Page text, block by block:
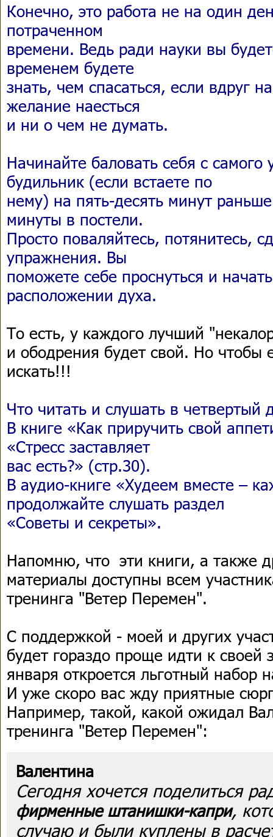
Конечно, это работа не на один
потраченном
времени. Ведь ради науки вы
временем будете
знать, чем спасаться, если вдруг
желание наесться
и ни о чем не думать.
Начинайте баловать себя с самого
будильник (если встаете по
нему) на пять-десять минут
минуты в постели.
Просто поваляйтесь, потянитесь,
упражнения. Вы
поможете себе проснуться и
расположении духа.
То есть, у каждого лучший
и ободрения будет свой. Но чтобы
искать!!!
Что читать и слушать в четвертый
В книге «Как приручить свой
«Стресс заставляет
вас есть?» (стр.30).
В аудио-книге «Худеем вместе –
продолжайте слушать раздел
«Советы и секреты».
Напомню, что эти книги, а также
материалы доступны всем
тренинга "Ветер Перемен".
С поддержкой - моей и других
будет гораздо проще идти к своей
января откроется льготный набор
И уже скоро вас жду приятные
Например, такой, какой ожидал
тренинга "Ветер Перемен":
Валентина
Сегодня хочется поделиться
фирменные штанишки-капри,
случаю и были куплены в